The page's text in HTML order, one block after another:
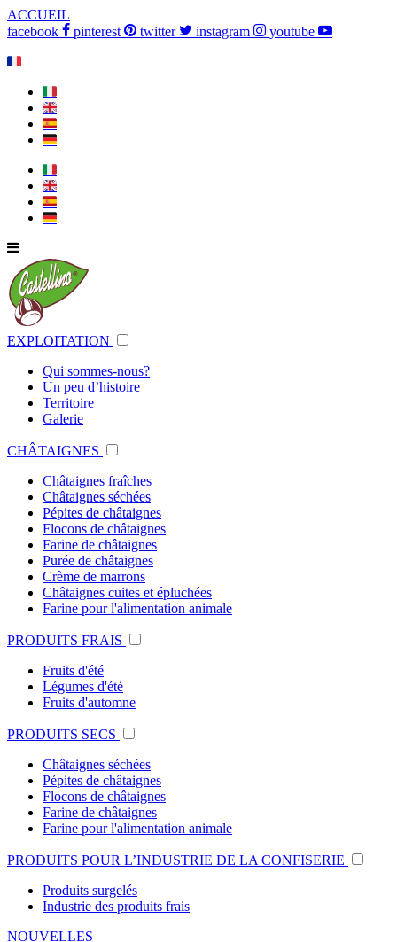
ACCUEIL
facebook
pinterest twitter instagram
youtube
🇫🇷
🇮🇹
🇬🇧
🇪🇸
🇩🇪
🇮🇹
🇬🇧
🇪🇸
🇩🇪
EXPLOITATION
Qui sommes-nous?
Un peu d’histoire
Territoire
Galerie
CHÂTAIGNES
Châtaignes fraîches
Châtaignes séchées
Pépites de châtaignes
Flocons de châtaignes
Farine de châtaignes
Purée de châtaignes
Crème de marrons
Châtaignes cuites et épluchées
Farine pour l'alimentation animale
PRODUITS FRAIS
Fruits d'été
Légumes d'été
Fruits d'automne
PRODUITS SECS
Châtaignes séchées
Pépites de châtaignes
Flocons de châtaignes
Farine de châtaignes
Farine pour l'alimentation animale
PRODUITS POUR L’INDUSTRIE DE LA CONFISERIE
Produits surgelés
Industrie des produits frais
NOUVELLES